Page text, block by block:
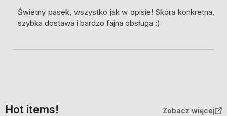
Świetny pasek, wszystko jak w opisie! Skóra konkretna,
szybka dostawa i bardzo fajna obsługa :)
Hot items! Zobacz więcej